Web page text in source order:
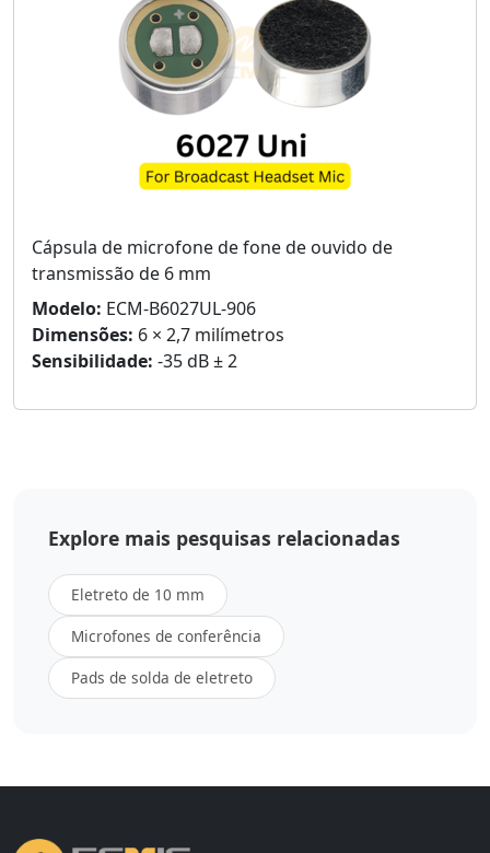
Cápsula de microfone de fone de ouvido de
transmissão de 6 mm
Modelo: ECM-B6027UL-906
Dimensões: 6 × 2,7 milímetros
Sensibilidade: -35 dB ± 2
Explore mais pesquisas relacionadas
Eletreto de 10 mm
Microfones de conferência
Pads de solda de eletreto